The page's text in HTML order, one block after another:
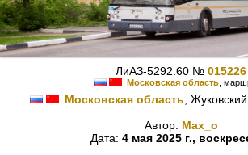
ЛиАЗ-5292.60 № 015226
Московская область ,
Московская область ,
Автор: Max_o
Дата: 4 мая 2025 г.,